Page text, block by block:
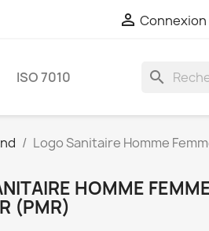
 Connexion
ISO 7010 search
Logo Sanitaire Homme
HOMME
(PMR)